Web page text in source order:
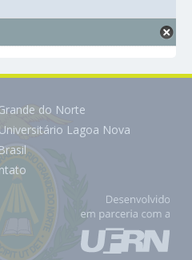
do Norte
Lagoa Nova